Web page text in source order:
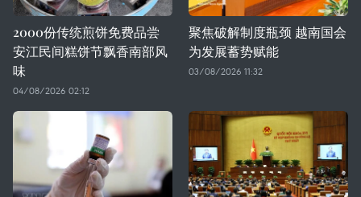
2000份传统煎饼免费品尝
安江民间糕饼节飘香南部风
味
04/08/2026 02:12
聚焦破解制度瓶颈 越南国会
为发展蓄势赋能
03/08/2026 11:32